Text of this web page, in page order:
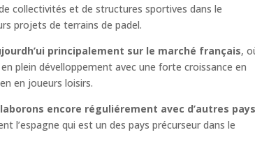
collectivités et de structures sportives dans le
projets de terrains de padel.
principalement sur le marché français,
plein dévelloppement avec une forte croissance en
en joueurs loisirs.
encore réguliérement avec d’autres pays
l’espagne qui est un des pays précurseur dans le